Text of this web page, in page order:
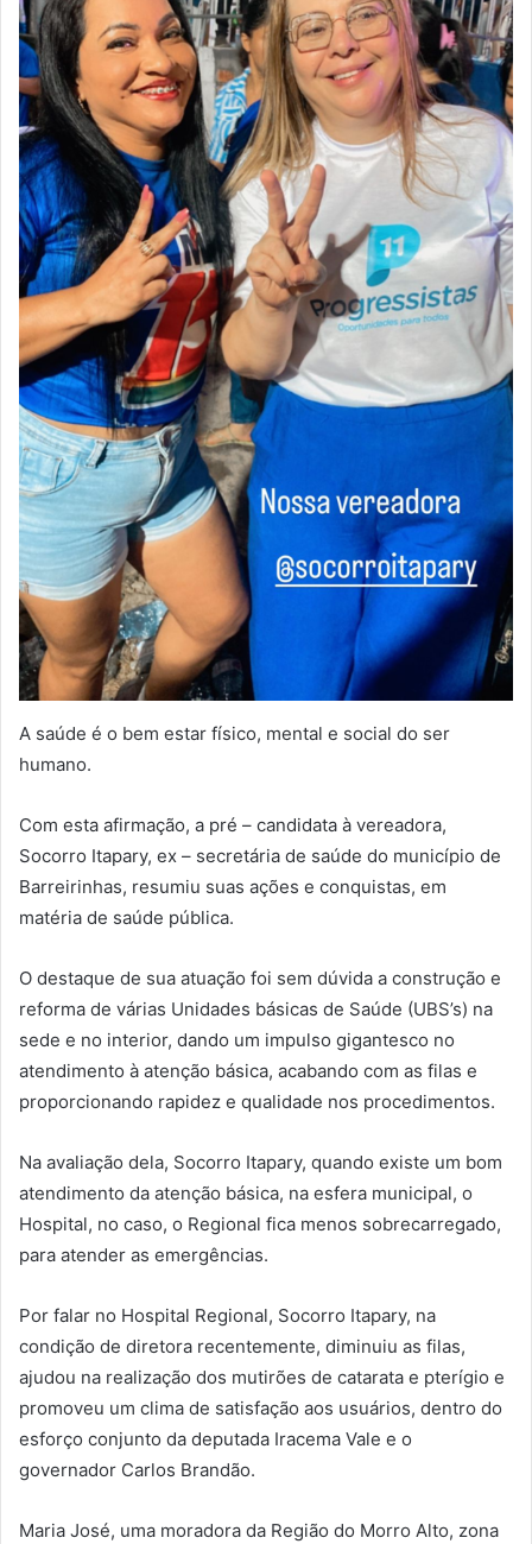
A saúde é o bem estar físico, mental e social do ser
humano.
Com esta afirmação, a pré – candidata à vereadora,
Socorro Itapary, ex – secretária de saúde do município de
Barreirinhas, resumiu suas ações e conquistas, em
matéria de saúde pública.
O destaque de sua atuação foi sem dúvida a construção e
reforma de várias Unidades básicas de Saúde (UBS’s) na
sede e no interior, dando um impulso gigantesco no
atendimento à atenção básica, acabando com as filas e
proporcionando rapidez e qualidade nos procedimentos.
Na avaliação dela, Socorro Itapary, quando existe um bom
atendimento da atenção básica, na esfera municipal, o
Hospital, no caso, o Regional fica menos sobrecarregado,
para atender as emergências.
Por falar no Hospital Regional, Socorro Itapary, na
condição de diretora recentemente, diminuiu as filas,
ajudou na realização dos mutirões de catarata e pterígio e
promoveu um clima de satisfação aos usuários, dentro do
esforço conjunto da deputada Iracema Vale e o
governador Carlos Brandão.
Maria José, uma moradora da Região do Morro Alto, zona